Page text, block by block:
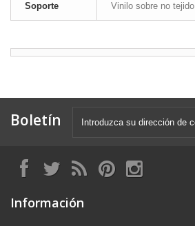
Soporte Vinilo sobre no tejido
Boletín
Información